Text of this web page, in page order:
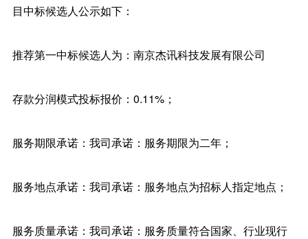
目中标候选人公示如下：
推荐第一中标候选人为：南京杰讯科技发展有限公司
存款分润模式投标报价：0.11%；
服务期限承诺：我司承诺：服务期限为二年；
服务地点承诺：我司承诺：服务地点为招标人指定地点；
服务质量承诺：我司承诺：服务质量符合国家、行业现行